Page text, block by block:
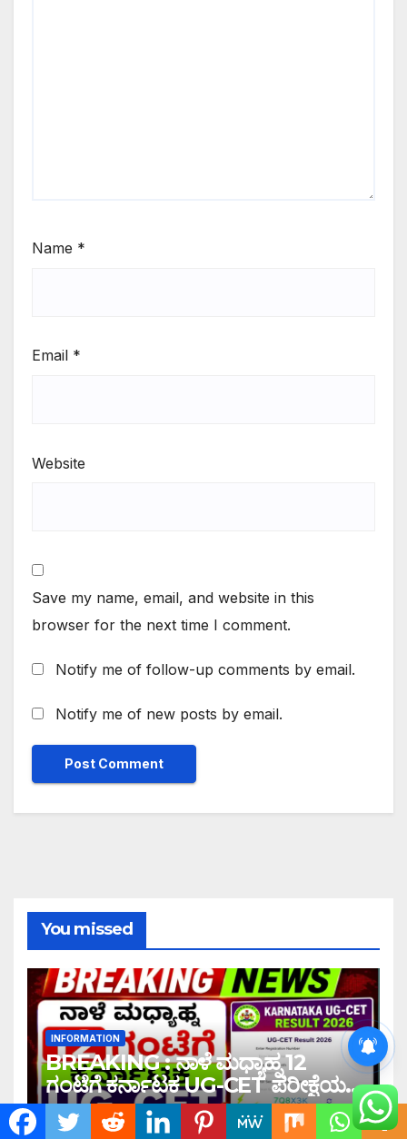
Name *
Email *
Website
Save my name, email, and website in this
browser for the next time I comment.
Notify me of follow-up comments by email.
Notify me of new posts by email.
You missed
INFORMATION
BREAKING : ನಾಳೆ ಮಧ್ಯಾಹ್ನ 12
ಗಂಟೆಗೆ ಕರ್ನಾಟಕ UG-CET ಪರೀಕ್ಷೆಯ
ಫಲಿತಾಂಶ ಪ್ರಕಟ |UG-CET Result
2026
BPL CARD CANCELLED